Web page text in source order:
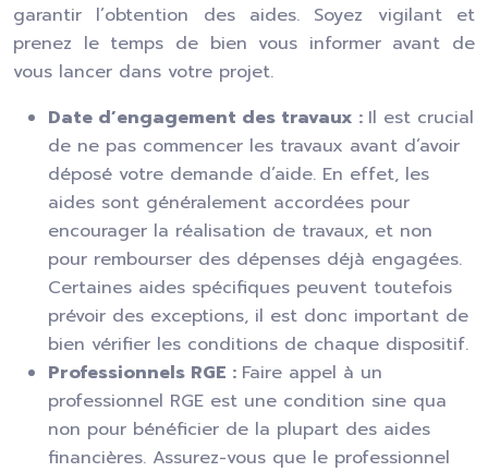
garantir l’obtention des aides. Soyez vigilant et
prenez le temps de bien vous informer avant de
vous lancer dans votre projet.
Date d’engagement des travaux : Il est crucial
de ne pas commencer les travaux avant d’avoir
déposé votre demande d’aide. En effet, les
aides sont généralement accordées pour
encourager la réalisation de travaux, et non
pour rembourser des dépenses déjà engagées.
Certaines aides spécifiques peuvent toutefois
prévoir des exceptions, il est donc important de
bien vérifier les conditions de chaque dispositif.
Professionnels RGE : Faire appel à un
professionnel RGE est une condition sine qua
non pour bénéficier de la plupart des aides
financières. Assurez-vous que le professionnel